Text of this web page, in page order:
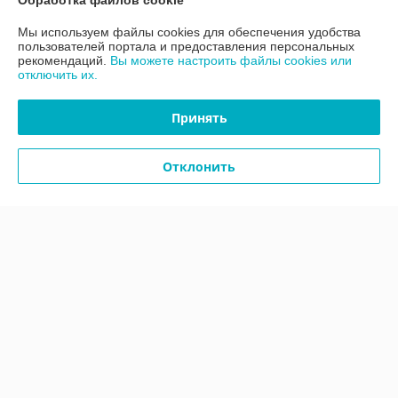
Контакты
Доставка и оплата
Мы используем файлы cookies для обеспечения удобства
пользователей портала и предоставления персональных
рекомендаций. Вы можете настроить файлы cookies или
отключить их.
Принять
Отклонить